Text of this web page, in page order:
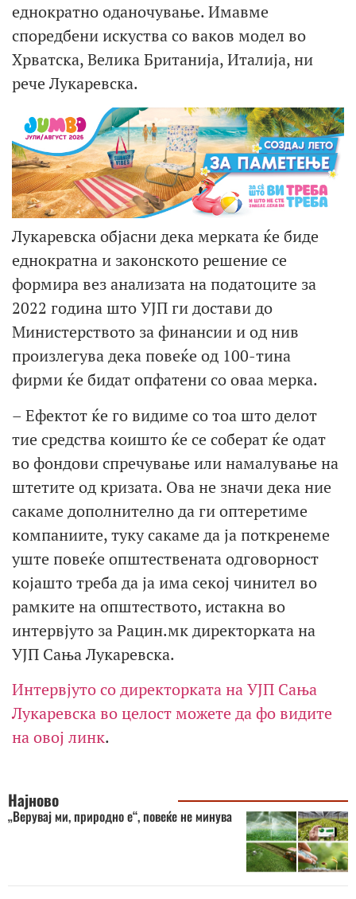
еднократно оданочување. Имавме
споредбени искуства со ваков модел во
Хрватска, Велика Британија, Италија, ни
рече Лукаревска.
Лукаревска објасни дека мерката ќе биде
еднократна и законското решение се
формира вез анализата на податоците за
2022 година што УЈП ги достави до
Министерството за финансии и од нив
произлегува дека повеќе од 100-тина
фирми ќе бидат опфатени со оваа мерка.
– Ефектот ќе го видиме со тоа што делот
тие средства коишто ќе се соберат ќе одат
во фондови спречување или намалување на
штетите од кризата. Ова не значи дека ние
сакаме дополнително да ги оптеретиме
компаниите, туку сакаме да ја поткренеме
уште повеќе општествената одговорност
којашто треба да ја има секој чинител во
рамките на општеството, истакна во
интервјуто за Рацин.мк директорката на
УЈП Сања Лукаревска.
Интервјуто со директорката на УЈП Сања
Лукаревска во целост можете да фо видите
на овој линк.
Најново
„Верувај ми, природно е“, повеќе не минува